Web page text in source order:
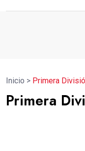
Inicio > Primera
Primera